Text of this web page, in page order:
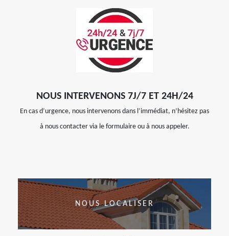
NOUS INTERVENONS 7J/7 ET 24H/24
En cas d’urgence, nous intervenons dans l’immédiat, n’hésitez pas
à nous contacter via le formulaire ou à nous appeler.
NOUS LOCALISER